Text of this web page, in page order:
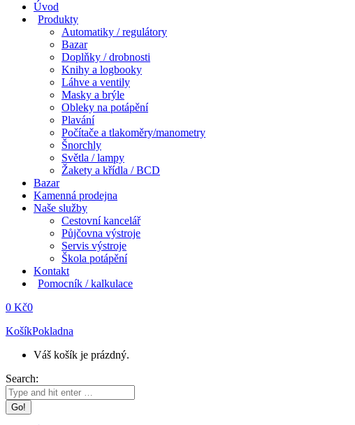
Úvod
Produkty
Automatiky / regulátory
Bazar
Doplňky / drobnosti
Knihy a logbooky
Láhve a ventily
Masky a brýle
Obleky na potápění
Plavání
Počítače a tlakoměry/manometry
Šnorchly
Světla / lampy
Žakety a křídla / BCD
Bazar
Kamenná prodejna
Naše služby
Cestovní kancelář
Půjčovna výstroje
Servis výstroje
Škola potápění
Kontakt
Pomocník / kalkulace
0 Kč0
KošíkPokladna
Váš košík je prázdný.
Search: